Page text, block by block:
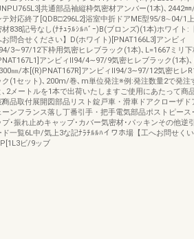
共通部品袖縦枠気密材アンバー(1本)､2442㎜
テ対応終了[QDB□296L2]浴室中折ドアME型95/8∼04/1
材838記号なし(ﾅﾁｭﾗﾙｼﾙﾊﾞｰ)B(ブロンズ)(1本)ホワイト:
お問合せください】D(ホワイト)[PNAT166L3]アンビィ
3∼97/12下枠用気密ヒレブラック(1本)､L=1667ミリ下
アンビィⅡ94/4∼97/9気密ヒレブラック(1本)､
㎜/本[(R)PNAT167R]アンビィⅡ94/3∼97/12気密ヒレR
ク(1セット)､200m/巻､m単位発注※例:発注数量2で発注
､2メートルを1本で出荷いたしますご使用にあたって商
商品取付展開図部品リスト錠戸車・滑車ドアクローザド
ーンフランス落し丁番引手・把手電気部品ポストピース
プ･振れ止めキャップ･カバー気密材･パッキンその他逆
ド一覧6L中/気上3な記ﾅﾗﾁﾙﾙﾊイワホ場【工へお問せく
ビ/9ッブ